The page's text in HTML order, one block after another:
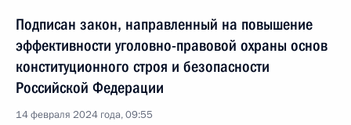
Подписан закон, направленный на повышение
эффективности уголовно-правовой охраны основ
конституционного строя и безопасности
Российской Федерации
14 февраля 2024 года, 09:55